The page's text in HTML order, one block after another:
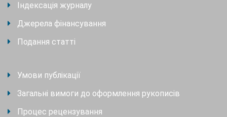
Індексація журналу
Джерела фінансування
Подання статті
Умови публікації
Загальні вимоги до оформлення рукописів
Процес рецензування